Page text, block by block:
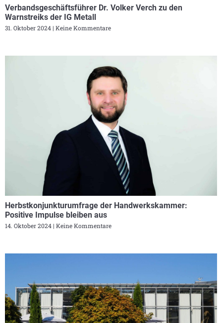
Verbandsgeschäftsführer Dr. Volker Verch zu den
Warnstreiks der IG Metall
31. Oktober 2024 Keine Kommentare
Herbstkonjunkturumfrage der Handwerkskammer:
Positive Impulse bleiben aus
14. Oktober 2024 Keine Kommentare